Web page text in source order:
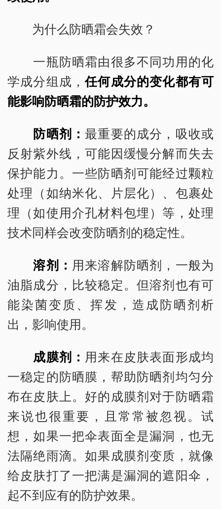
为什么防晒霜会失效？
一瓶防晒霜由很多不同功用的化
学成分组成，任何成分的变化都有可
能影响防晒霜的防护效力。
防晒剂：最重要的成分，吸收或
反射紫外线，可能因缓慢分解而失去
保护能力。一些防晒剂可能经过颗粒
处理（如纳米化、片层化）、包裹处
理（如使用介孔材料包埋）等，处理
技术同样会改变防晒剂的稳定性。
溶剂： 用来溶解防晒剂，一般为
油脂成分，比较稳定。但溶剂也有可
能染菌变质、挥发，造成防晒剂析
出，影响使用。
成膜剂： 用来在皮肤表面形成均
一稳定的防晒膜，帮助防晒剂均匀分
布在皮肤上。好的成膜剂对于防晒霜
来说也很重要，且常常被忽视。试
想，如果一把伞表面全是漏洞，也无
法隔绝雨滴。如果成膜剂变质，就像
给皮肤打了一把满是漏洞的遮阳伞，
起不到应有的防护效果。